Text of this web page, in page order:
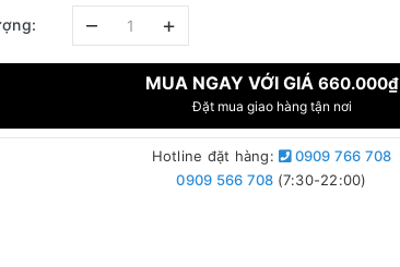
– +
MUA NGAY VỚI GIÁ 660.000₫
Đặt mua giao hàng tận nơi
Hotline đặt hàng:
0909 766 708
0909 566 708 (7:30-22:00)